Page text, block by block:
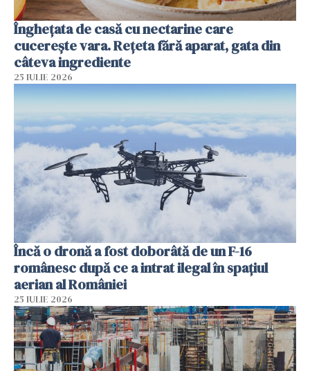
Înghețata de casă cu nectarine care
cucerește vara. Rețeta fără aparat, gata din
câteva ingrediente
25 IULIE 2026
Încă o dronă a fost doborâtă de un F-16
românesc după ce a intrat ilegal în spațiul
aerian al României
25 IULIE 2026